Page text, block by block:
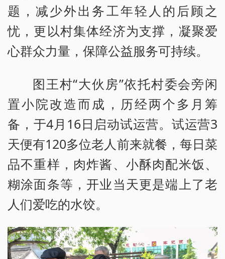
题，减少外出务工年轻人的后顾之
忧，更以村集体经济为支撑，凝聚爱
心群众力量，保障公益服务可持续。
图王村“大伙房”依托村委会旁闲
置小院改造而成，历经两个多月筹
备，于4月16日启动试运营。试运营3
天便有120多位老人前来就餐，每日菜
品不重样，肉炸酱、小酥肉配米饭、
糊涂面条等，开业当天更是端上了老
人们爱吃的水饺。